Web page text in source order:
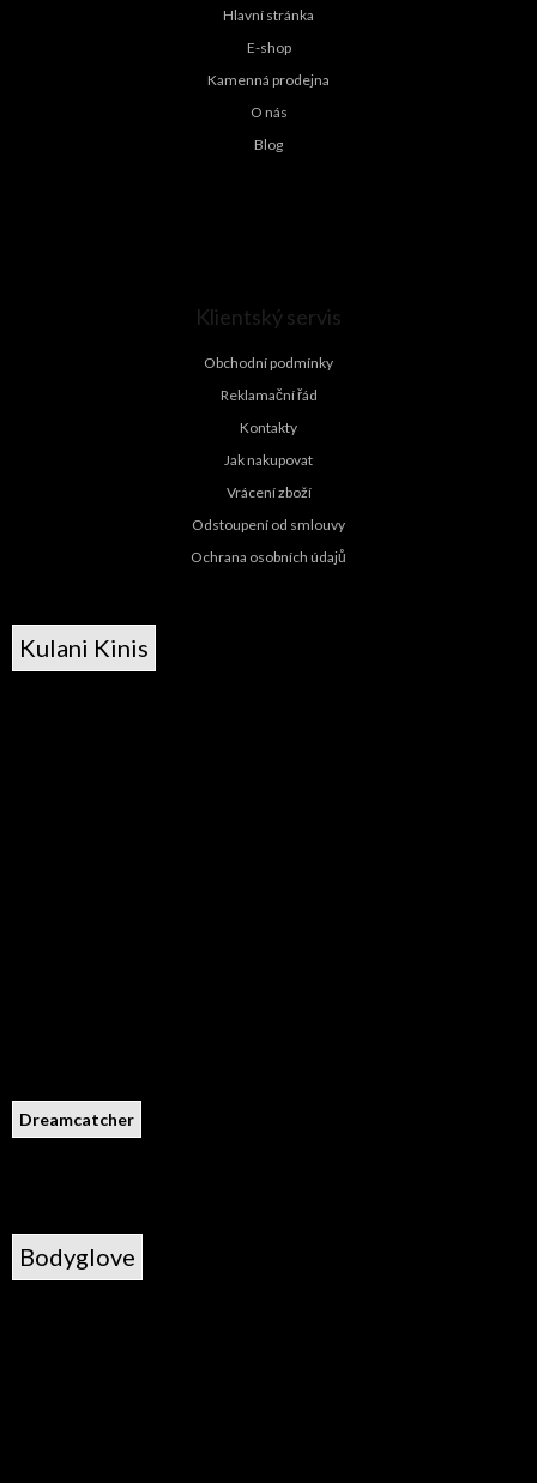
Hlavní stránka
E-shop
Kamenná prodejna
O nás
Blog
Klientský servis
Obchodní podmínky
Reklamační řád
Kontakty
Jak nakupovat
Vrácení zboží
Odstoupení od smlouvy
Ochrana osobních údajů
Kulani Kinis
Dreamcatcher
Bodyglove